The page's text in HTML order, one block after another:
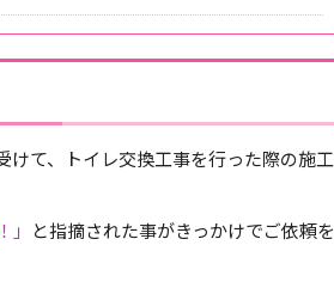
て、トイレ交換工事を行った際の施工
と指摘された事がきっかけでご依頼を